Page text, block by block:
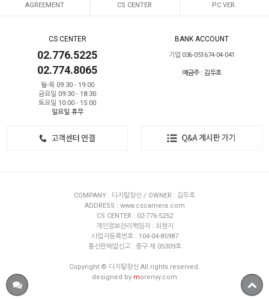
AGREEMENT CS CENTER PC VER.
CS CENTER
02.776.5225
02.774.8065
월-목 09:30 - 19:00
금요일 09:30 - 18:30
토요일 10:00 - 15:00
일요일 휴무
BANK ACCOUNT
기업 036-051674-04-041
예금주 : 김두호
COMPANY : 디지탈창신 / OWNER : 김두호
ADDRESS : www.cscamera.com
CS CENTER : 02-776-5252
개인정보관리책임자 : 최현지
사업자등록번호 : 104-04-85987
통신판매업신고 : 중구 제 05309호
Copyright © 디지탈창신 All rights reserved.
designed by morenvy.com